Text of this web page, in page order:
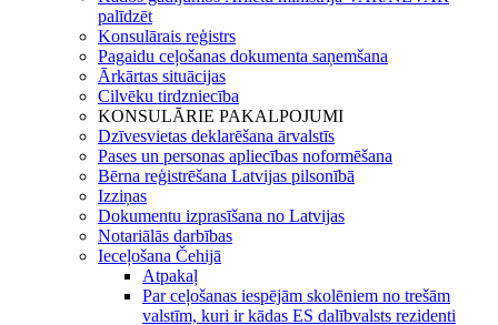
palīdzēt
Konsulārais reģistrs
Pagaidu ceļošanas dokumenta saņemšana
Ārkārtas situācijas
Cilvēku tirdzniecība
KONSULĀRIE PAKALPOJUMI
Dzīvesvietas deklarēšana ārvalstīs
Pases un personas apliecības noformēšana
Bērna reģistrēšana Latvijas pilsonībā
Izziņas
Dokumentu izprasīšana no Latvijas
Notariālās darbības
Ieceļošana Čehijā
Atpakaļ
Par ceļošanas iespējām skolēniem no trešām
valstīm, kuri ir kādas ES dalībvalsts rezidenti